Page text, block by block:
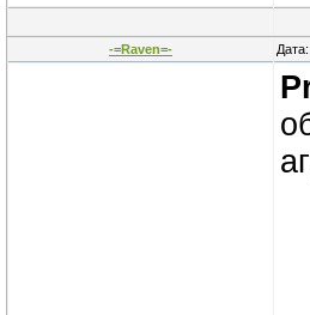
-=Raven=-